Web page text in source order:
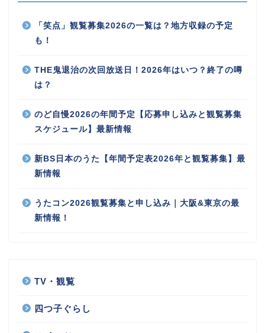
「笑点」観覧募集2026の一覧は？地方収録の予定
も！
THE鬼退治の次回放送日！2026年はいつ？終了の噂
は？
のど自慢2026の年間予定【応募申し込みと観覧募集
スケジュール】最新情報
新BS日本のうた【年間予定表2026年と観覧募集】最
新情報
うたコン2026観覧募集と申し込み｜大阪&東京の最
新情報！
TV・観覧
四つ子ぐらし